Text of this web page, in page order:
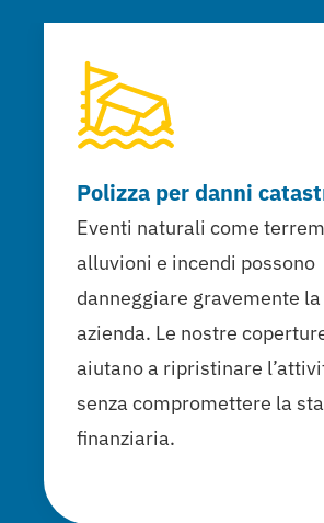
Polizza per danni
Eventi naturali come
alluvioni e incendi possono
danneggiare gravemente
azienda. Le nostre
aiutano a ripristinare
senza compromettere la
finanziaria.